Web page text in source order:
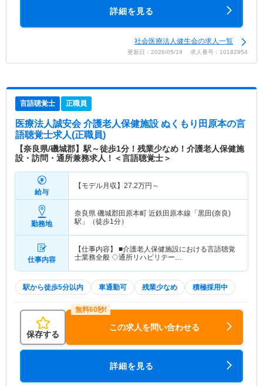
詳細を見る
社会医療法人健生会の求人一覧
更新日：2026/05/19 求人番号：10182954
言語聴覚士 正職員
医療法人誠安会 介護老人保健施設 ぬくもり田原本の言
語聴覚士求人(正職員)
【奈良県/磯城郡】駅～徒歩1分！残業少なめ！介護老人保健施
設・訪問・通所兼務求人！＜言語聴覚士＞
給与
【モデル月収】 27.2万円～
勤務地
奈良県 磯城郡田原本町 近鉄田原本線「黒田(奈良)
駅」（徒歩1分）
仕事内容
【仕事内容】 ■介護老人保健施設における言語聴覚
士業務全般 ◇通所リハビリテー…
駅から徒歩5分以内 車通勤可 残業少なめ 積極採用中
保存する
この求人を問い合わせる
詳細を見る